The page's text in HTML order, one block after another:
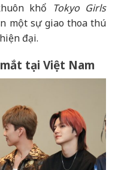
khổ Tokyo Girls
một sự giao thoa thú
đại.
tại Việt Nam